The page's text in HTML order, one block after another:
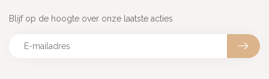
Blijf op de hoogte over onze laatste acties